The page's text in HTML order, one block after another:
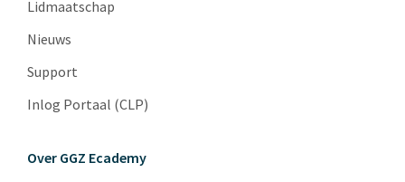
Lidmaatschap
Nieuws
Support
Inlog Portaal (CLP)
Over GGZ Ecademy